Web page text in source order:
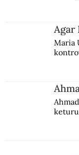
Agar
Maria